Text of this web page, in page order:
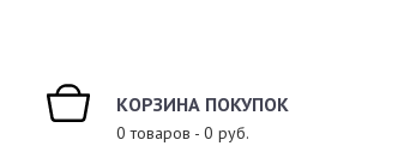
КОРЗИНА ПОКУПОК
0 товаров - 0 руб.